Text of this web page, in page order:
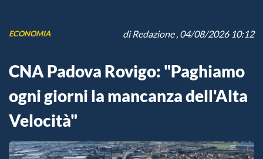
ECONOMIA diRedazione, 04/08/2026 10:12
CNA Padova Rovigo: "Paghiamo
ogni giorni la mancanza dell'Alta
Velocità"